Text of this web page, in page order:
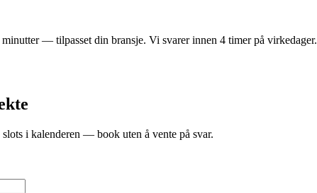
— tilpasset din bransje. Vi svarer innen 4 timer på virkedager.
i kalenderen — book uten å vente på svar.